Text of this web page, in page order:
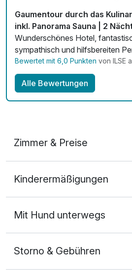
Gaumentour durch das
inkl. Panorama Sauna | 2
Wunderschönes Hotel,
sympathisch und hilfsbereiten
Bewertet mit 6,0 Punkten von ILSE
Alle Bewertungen
Zimmer & Preise
2 Erwachsene und 1 Kind
Kinderermäßigungen
Mit Hund unterwegs
Storno & Gebühren